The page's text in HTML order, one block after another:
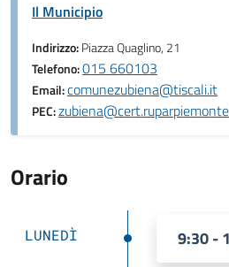
Il Municipio
Indirizzo:Piazza Quaglino, 21
Telefono:015 660103
Email:comunezubiena@tiscali.it
PEC:
Orario
LUNEDÌ 9:30 -